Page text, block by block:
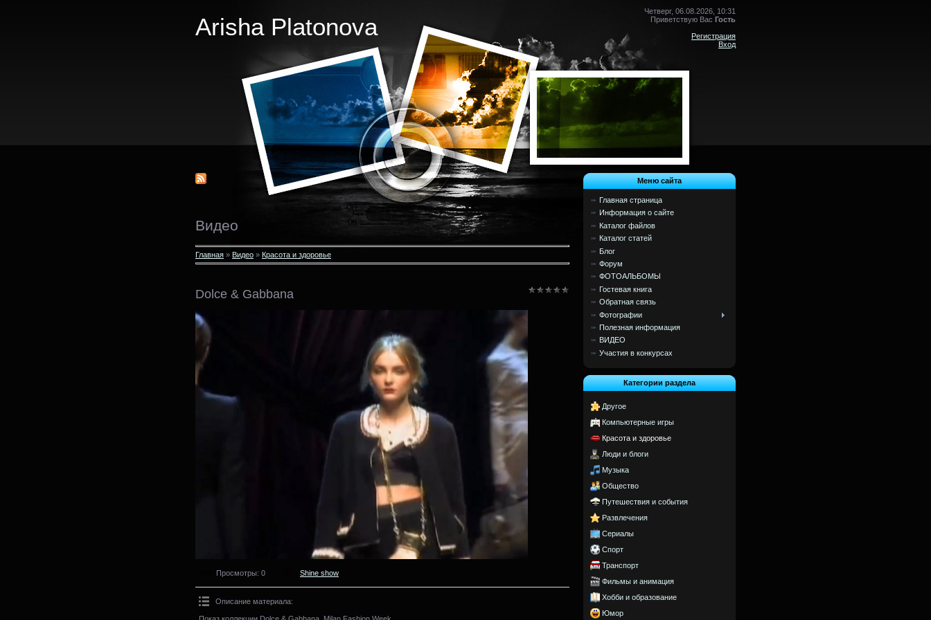
Arisha Platonova
Четверг, 06.08.2026, 10:31
Приветствую Вас Гость
Регистрация
Вход
Видео
Главная » Видео » Красота и здоровье
Dolce & Gabbana
Просмотры: 0 Shine show
Описание материала:
Показ коллекции Dolce & Gabbana. Milan Fashion Week.
Меню сайта
Главная страница
Информация о сайте
Каталог файлов
Каталог статей
Блог
Форум
ФОТОАЛЬБОМЫ
Гостевая книга
Обратная связь
Фотографии
Полезная информация
ВИДЕО
Участия в конкурсах
Категории раздела
Другое
Компьютерные игры
Красота и здоровье
Люди и блоги
Музыка
Общество
Путешествия и события
Развлечения
Сериалы
Спорт
Транспорт
Фильмы и анимация
Хобби и образование
Юмор